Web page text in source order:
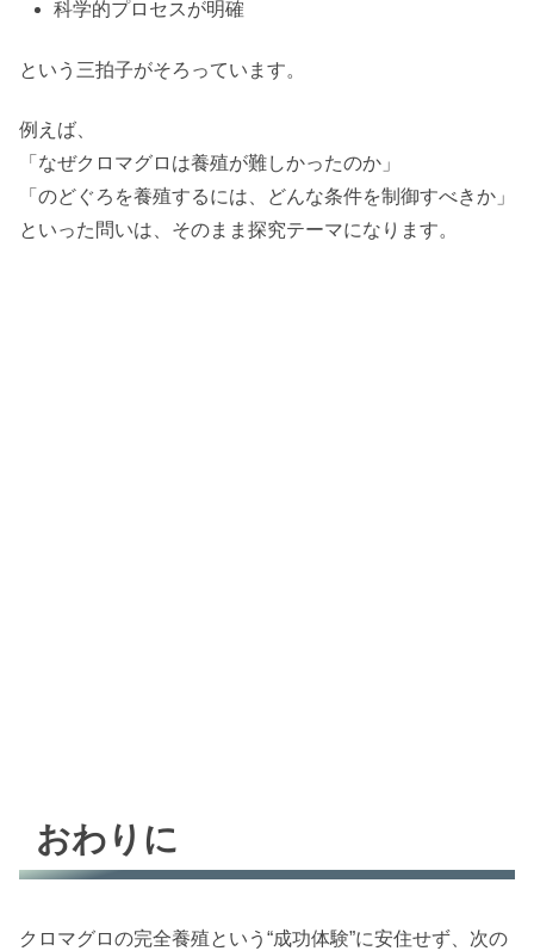
科学的プロセスが明確
という三拍子がそろっています。
例えば、
「なぜクロマグロは養殖が難しかったのか」
「のどぐろを養殖するには、どんな条件を制御すべきか」
といった問いは、そのまま探究テーマになります。
おわりに
クロマグロの完全養殖という“成功体験”に安住せず、次の